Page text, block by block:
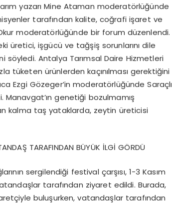
yazarı Mine Ataman moderatörlüğünde
tarafından kalite, coğrafi işaret ve
moderatörlüğünde bir forum düzenlendi.
üretici, işgücü ve tağşiş sorunlarını dile
Antalya Tarımsal Daire Hizmetleri
tüketen ürünlerden kaçınılması gerektiğini
Ezgi Gözeger’in moderatörlüğünde Saraçlı
genetiği bozulmamış
kalma taş yataklarda, zeytin üreticisi
TARAFINDAN BÜYÜK İLGİ GÖRDÜ
sergilendiği festival çarşısı, 1-3 Kasım
tarafından ziyaret edildi. Burada,
buluşurken, vatandaşlar tarafından